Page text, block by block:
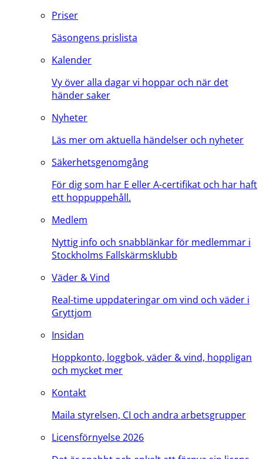
Priser
Säsongens prislista
Kalender
Vy över alla dagar vi hoppar och när det
händer saker
Nyheter
Läs mer om aktuella händelser och nyheter
Säkerhetsgenomgång
För dig som har E eller A-certifikat och har haft
ett hoppuppehåll.
Medlem
Nyttig info och snabblänkar för medlemmar i
Stockholms Fallskärmsklubb
Väder & Vind
Real-time uppdateringar om vind och väder i
Gryttjom
Insidan
Hoppkonto, loggbok, väder & vind, hoppligan
och mycket mer
Kontakt
Maila styrelsen, CI och andra arbetsgrupper
Licensförnyelse 2026